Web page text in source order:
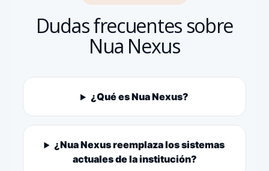
Dudas frecuentes sobre
Nua Nexus
¿Qué es Nua Nexus?
¿Nua Nexus reemplaza los sistemas
actuales de la institución?